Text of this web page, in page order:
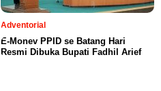
Adventorial
E-Monev PPID se Batang Hari
Resmi Dibuka Bupati Fadhil Arief